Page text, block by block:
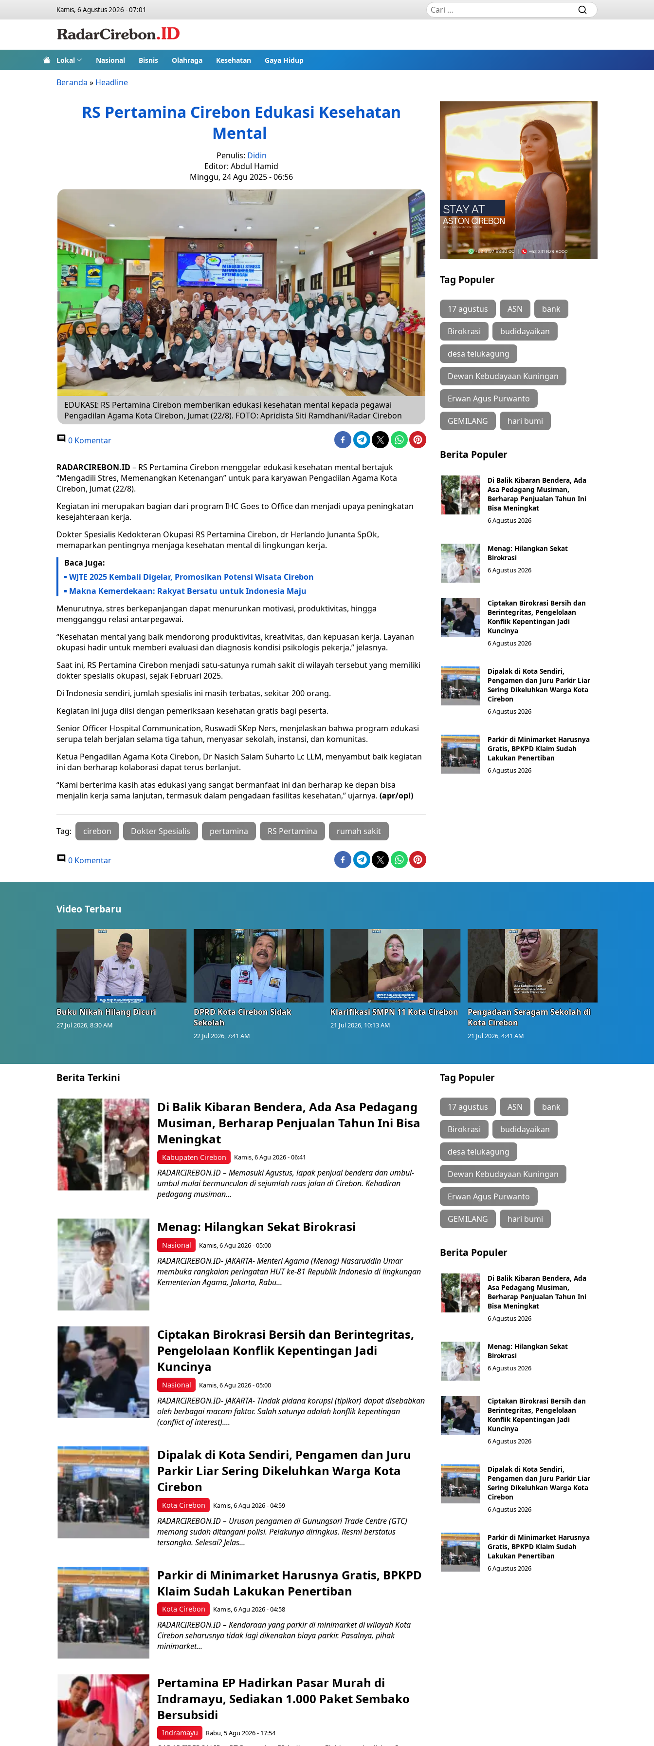
Kamis, 6 Agustus 2026 - 07:01
Lokal Nasional Bisnis Olahraga Kesehatan Gaya Hidup
Beranda » Headline
RS Pertamina Cirebon Edukasi Kesehatan
Mental
Penulis: Didin
Editor: Abdul Hamid
Minggu, 24 Agu 2025 - 06:56
EDUKASI: RS Pertamina Cirebon memberikan edukasi kesehatan mental kepada pegawai
Pengadilan Agama Kota Cirebon, Jumat (22/8). FOTO: Apridista Siti Ramdhani/Radar Cirebon
0 Komentar
RADARCIREBON.ID – RS Pertamina Cirebon menggelar edukasi kesehatan mental bertajuk
“Mengadili Stres, Memenangkan Ketenangan” untuk para karyawan Pengadilan Agama Kota
Cirebon, Jumat (22/8).
Kegiatan ini merupakan bagian dari program IHC Goes to Office dan menjadi upaya peningkatan
kesejahteraan kerja.
Dokter Spesialis Kedokteran Okupasi RS Pertamina Cirebon, dr Herlando Junanta SpOk,
memaparkan pentingnya menjaga kesehatan mental di lingkungan kerja.
Baca Juga:
WJTE 2025 Kembali Digelar, Promosikan Potensi Wisata Cirebon
Makna Kemerdekaan: Rakyat Bersatu untuk Indonesia Maju
Menurutnya, stres berkepanjangan dapat menurunkan motivasi, produktivitas, hingga
mengganggu relasi antarpegawai.
“Kesehatan mental yang baik mendorong produktivitas, kreativitas, dan kepuasan kerja. Layanan
okupasi hadir untuk memberi evaluasi dan diagnosis kondisi psikologis pekerja,” jelasnya.
Saat ini, RS Pertamina Cirebon menjadi satu-satunya rumah sakit di wilayah tersebut yang memiliki
dokter spesialis okupasi, sejak Februari 2025.
Di Indonesia sendiri, jumlah spesialis ini masih terbatas, sekitar 200 orang.
Kegiatan ini juga diisi dengan pemeriksaan kesehatan gratis bagi peserta.
Senior Officer Hospital Communication, Ruswadi SKep Ners, menjelaskan bahwa program edukasi
serupa telah berjalan selama tiga tahun, menyasar sekolah, instansi, dan komunitas.
Ketua Pengadilan Agama Kota Cirebon, Dr Nasich Salam Suharto Lc LLM, menyambut baik kegiatan
ini dan berharap kolaborasi dapat terus berlanjut.
“Kami berterima kasih atas edukasi yang sangat bermanfaat ini dan berharap ke depan bisa
menjalin kerja sama lanjutan, termasuk dalam pengadaan fasilitas kesehatan,” ujarnya. (apr/opl)
Tag: cirebon Dokter Spesialis pertamina RS Pertamina rumah sakit
0 Komentar
Tag Populer
17 agustus ASN bank
Birokrasi budidayaikan
desa telukagung
Dewan Kebudayaan Kuningan
Erwan Agus Purwanto
GEMILANG hari bumi
Berita Populer
Di Balik Kibaran Bendera, Ada
Asa Pedagang Musiman,
Berharap Penjualan Tahun Ini
Bisa Meningkat
6 Agustus 2026
Menag: Hilangkan Sekat
Birokrasi
6 Agustus 2026
Ciptakan Birokrasi Bersih dan
Berintegritas, Pengelolaan
Konflik Kepentingan Jadi
Kuncinya
6 Agustus 2026
Dipalak di Kota Sendiri,
Pengamen dan Juru Parkir Liar
Sering Dikeluhkan Warga Kota
Cirebon
6 Agustus 2026
Parkir di Minimarket Harusnya
Gratis, BPKPD Klaim Sudah
Lakukan Penertiban
6 Agustus 2026
Video Terbaru
Buku Nikah Hilang Dicuri
27 Jul 2026, 8:30 AM
DPRD Kota Cirebon Sidak
Sekolah
22 Jul 2026, 7:41 AM
Klarifikasi SMPN 11 Kota Cirebon
21 Jul 2026, 10:13 AM
Pengadaan Seragam Sekolah di
Kota Cirebon
21 Jul 2026, 4:41 AM
Berita Terkini
Kabupaten Cirebon
Di Balik Kibaran Bendera, Ada Asa Pedagang
Musiman, Berharap Penjualan Tahun Ini Bisa
Meningkat
Kamis, 6 Agu 2026 - 06:41
RADARCIREBON.ID – Memasuki Agustus, lapak penjual bendera dan umbul-
umbul mulai bermunculan di sejumlah ruas jalan di Cirebon. Kehadiran
pedagang musiman...
Nasional
Menag: Hilangkan Sekat Birokrasi
Kamis, 6 Agu 2026 - 05:00
RADARCIREBON.ID- JAKARTA- Menteri Agama (Menag) Nasaruddin Umar
membuka rangkaian peringatan HUT ke-81 Republik Indonesia di lingkungan
Kementerian Agama, Jakarta, Rabu...
Nasional
Ciptakan Birokrasi Bersih dan Berintegritas,
Pengelolaan Konflik Kepentingan Jadi
Kuncinya
Kamis, 6 Agu 2026 - 05:00
RADARCIREBON.ID- JAKARTA- Tindak pidana korupsi (tipikor) dapat disebabkan
oleh berbagai macam faktor. Salah satunya adalah konflik kepentingan
(conflict of interest)....
Kota Cirebon
Dipalak di Kota Sendiri, Pengamen dan Juru
Parkir Liar Sering Dikeluhkan Warga Kota
Cirebon
Kamis, 6 Agu 2026 - 04:59
RADARCIREBON.ID – Urusan pengamen di Gunungsari Trade Centre (GTC)
memang sudah ditangani polisi. Pelakunya diringkus. Resmi berstatus
tersangka. Selesai? Jelas...
Kota Cirebon
Parkir di Minimarket Harusnya Gratis, BPKPD
Klaim Sudah Lakukan Penertiban
Kamis, 6 Agu 2026 - 04:58
RADARCIREBON.ID – Kendaraan yang parkir di minimarket di wilayah Kota
Cirebon seharusnya tidak lagi dikenakan biaya parkir. Pasalnya, pihak
minimarket...
Indramayu
Pertamina EP Hadirkan Pasar Murah di
Indramayu, Sediakan 1.000 Paket Sembako
Bersubsidi
Rabu, 5 Agu 2026 - 17:54
Tag Populer
17 agustus ASN bank
Birokrasi budidayaikan
desa telukagung
Dewan Kebudayaan Kuningan
Erwan Agus Purwanto
GEMILANG hari bumi
Berita Populer
Di Balik Kibaran Bendera, Ada
Asa Pedagang Musiman,
Berharap Penjualan Tahun Ini
Bisa Meningkat
6 Agustus 2026
Menag: Hilangkan Sekat
Birokrasi
6 Agustus 2026
Ciptakan Birokrasi Bersih dan
Berintegritas, Pengelolaan
Konflik Kepentingan Jadi
Kuncinya
6 Agustus 2026
Dipalak di Kota Sendiri,
Pengamen dan Juru Parkir Liar
Sering Dikeluhkan Warga Kota
Cirebon
6 Agustus 2026
Parkir di Minimarket Harusnya
Gratis, BPKPD Klaim Sudah
Lakukan Penertiban
6 Agustus 2026